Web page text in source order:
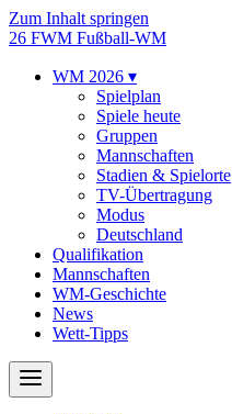
Zum Inhalt springen
26 FWM Fußball-WM
WM 2026 ▾
Spielplan
Spiele heute
Gruppen
Mannschaften
Stadien & Spielorte
TV-Übertragung
Modus
Deutschland
Qualifikation
Mannschaften
WM-Geschichte
News
Wett-Tipps